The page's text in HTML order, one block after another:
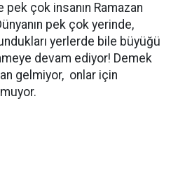
pek çok insanın Ramazan
pek çok yerinde,
yerlerde bile büyüğü
devam ediyor! Demek
gelmiyor, onlar için